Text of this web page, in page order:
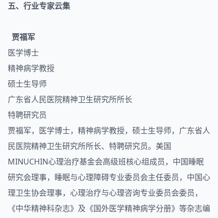
五、行业专家云集
贾福军
医学博士
精神病学教授
硕士生导师
广东省人民医院精神卫生研究所所长
特聘研究员
贾福军，医学博士，精神病学教授，硕士生导师，广东省人
民医院精神卫生研究所所长、特聘研究员。美国
MINUCHIN心理治疗基金会高级班核心组成员，中国睡眠
研究会理事，睡眠与心理障碍专业委员会主任委员，中国心
理卫生协会理事，心理治疗与心理咨询专业委员会委员，
《中华精神科杂志》及《国外医学精神病学分册》等杂志编